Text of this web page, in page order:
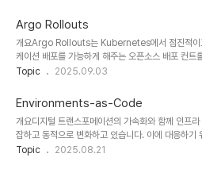
VM과 컨테이너를 동시에 운영 가능기존 VM 관리 툴..
서 활발히 개발되고 있으며, 대규모 하이브리드 클라
한 통합 멀티 클러스터 관리 체계를 제공합니다.본 포
OCM의 개념, 구성 요소, 기술 아키텍처, 주요 기능,
중심으로 클러스터 운영의 복잡성을 해소하는 전략을
개념 및 정의 항목 설명 정의OCM은 Kubernetes
하게 하는 오..
Argo Rollouts
개요Argo Rollouts는 Kubernetes에서 점진적이
케이션 배포를 가능하게 해주는 오픈소스 배포 컨트
Canary, Blue-Green, Progressive Delivery 같
해 신뢰성 있는 배포 환경을 구축할 수 있습니다.이
Rollouts의 핵심 개념, 구성 요소, 배포 전략, 기술 연
등을 통해 클라우드 네이티브 배포 자동화의 실질적
니다.1. 개념 및 정의 항목 설명 정의Argo
에서 Canary, Blue-Green 등 점진적 배포를 관리
Topic 2025.09.03
Environments-as-Code
개요디지털 트랜스포메이션의 가속화와 함께 인프
잡하고 동적으로 변화하고 있습니다. 이에 대응하기
'Environments-as-Code(EaC)'가 각광받고 있
Topic 2025.08.21